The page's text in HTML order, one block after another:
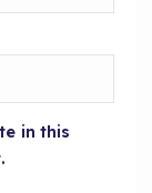
in this